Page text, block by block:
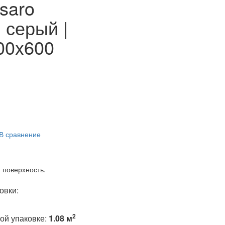
серый |
В сравнение
упаковке: 1.08 м2